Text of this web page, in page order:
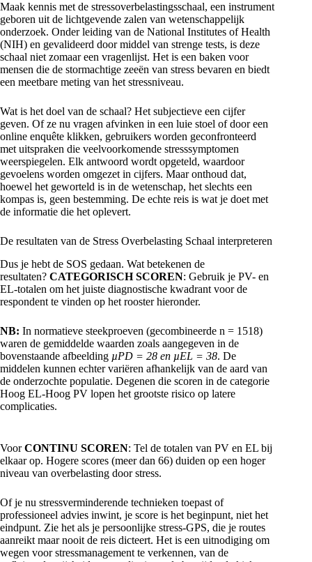
Maak kennis met de stressoverbelastingsschaal, een instrument
geboren uit de lichtgevende zalen van wetenschappelijk
onderzoek. Onder leiding van de National Institutes of Health
(NIH) en gevalideerd door middel van strenge tests, is deze
schaal niet zomaar een vragenlijst. Het is een baken voor
mensen die de stormachtige zeeën van stress bevaren en biedt
een meetbare meting van het stressniveau.
Wat is het doel van de schaal? Het subjectieve een cijfer
geven. Of ze nu vragen afvinken in een luie stoel of door een
online enquête klikken, gebruikers worden geconfronteerd
met uitspraken die veelvoorkomende stresssymptomen
weerspiegelen. Elk antwoord wordt opgeteld, waardoor
gevoelens worden omgezet in cijfers. Maar onthoud dat,
hoewel het geworteld is in de wetenschap, het slechts een
kompas is, geen bestemming. De echte reis is wat je doet met
de informatie die het oplevert.
De resultaten van de Stress Overbelasting Schaal interpreteren
Dus je hebt de SOS gedaan. Wat betekenen de
resultaten? CATEGORISCH SCOREN: Gebruik je PV- en
EL-totalen om het juiste diagnostische kwadrant voor de
respondent te vinden op het rooster hieronder.
NB: In normatieve steekproeven (gecombineerde n = 1518)
waren de gemiddelde waarden zoals aangegeven in de
bovenstaande afbeelding µPD = 28 en µEL = 38. De
middelen kunnen echter variëren afhankelijk van de aard van
de onderzochte populatie. Degenen die scoren in de categorie
Hoog EL-Hoog PV lopen het grootste risico op latere
complicaties.
VoorCONTINU SCOREN: Tel de totalen van PV en EL bij
elkaar op. Hogere scores (meer dan 66) duiden op een hoger
niveau van overbelasting door stress.
Of je nu stressverminderende technieken toepast of
professioneel advies inwint, je score is het beginpunt, niet het
eindpunt. Zie het als je persoonlijke stress-GPS, die je routes
aanreikt maar nooit de reis dicteert. Het is een uitnodiging om
wegen voor stressmanagement te verkennen, van de